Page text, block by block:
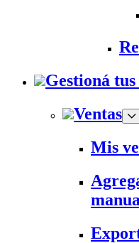
Gestioná
Ventas
Mis